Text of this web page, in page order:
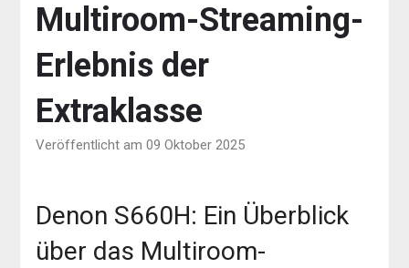
Multiroom-Streaming-
Erlebnis der
Extraklasse
Veröffentlicht am 09 Oktober 2025
Denon S660H: Ein Überblick
über das Multiroom-